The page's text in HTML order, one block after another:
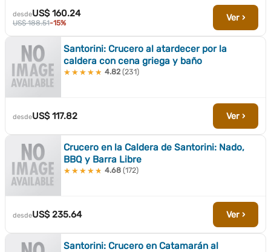
desdeUS$ 160.24
US$ 188.51-15% Ver ›
Santorini: Crucero al atardecer por la
caldera con cena griega y baño
★★★★★
★★★★★ 4.82 (231)
desdeUS$ 117.82 Ver ›
Crucero en la Caldera de Santorini: Nado,
BBQ y Barra Libre
★★★★★
★★★★★ 4.68 (172)
desdeUS$ 235.64 Ver ›
Santorini: Crucero en Catamarán al